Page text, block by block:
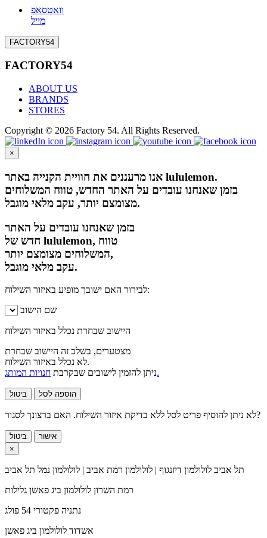
וואטסאפ
מייל
FACTORY54
FACTORY54
ABOUT US
BRANDS
STORES
Copyright © 2026 Factory 54. All Rights Reserved.
×
אנו מרעננים את חוויית הקנייה באתר lululemon.
בזמן שאנחנו עובדים על האתר החדש, טווח המשלוחים
מצומצם יותר, עקב מלאי מוגבל.
בזמן שאנחנו עובדים על האתר
חדש של lululemon, טווח
המשלוחים מצומצם יותר,
עקב מלאי מוגבל.
לבירור האם ישובך מופיע באיזור השילוח:
שם הישוב
היישוב שבחרת נכלל באיזור השילוח
מצטערים, בשלב זה היישוב שבחרת
לא נכלל באיזור השילוח.
ניתן להזמין לישובים שבקרבתחנויות המותג.
ביטול הוספה לסל
לא ניתן להוסיף פריט לסל ללא בדיקת איזור השילוח. האם ברצונך לסגור?
ביטול
אישור
×
תל אביב לולולמון דיזנגוף | לולולמון רמת אביב | לולולמון נמל תל אביב
רמת השרון לולולמון ביג פאשן גלילות
נתניה פקטורי 54 פולג
אשדוד לולולמון ביג פאשן